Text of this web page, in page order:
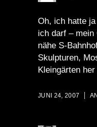
Oh, ich hatte
ich darf – mein
nähe S-
Skulpturen,
Kleingärten
JUNI 24, 2007